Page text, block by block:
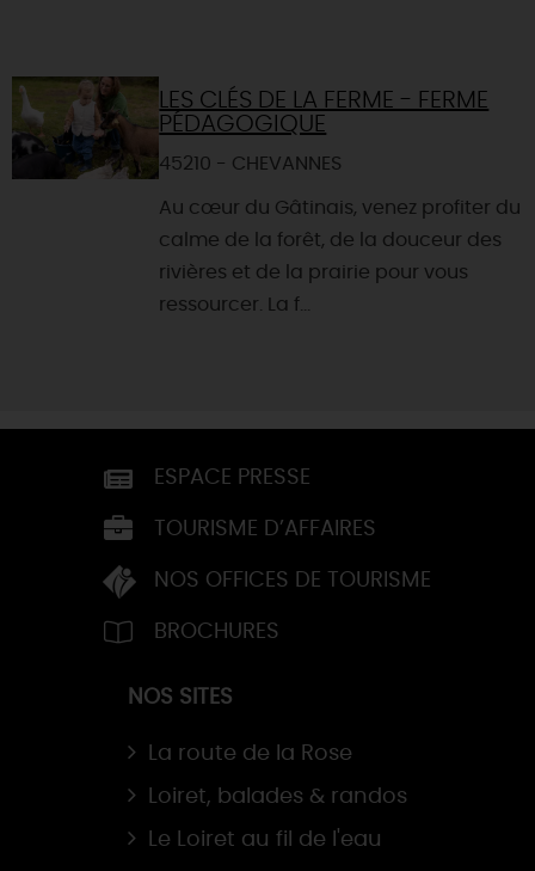
LES CLÉS DE LA FERME - FERME
PÉDAGOGIQUE
45210 - CHEVANNES
Au cœur du Gâtinais, venez profiter du
calme de la forêt, de la douceur des
rivières et de la prairie pour vous
ressourcer. La f...
ESPACE PRESSE
TOURISME D’AFFAIRES
NOS OFFICES DE TOURISME
BROCHURES
NOS SITES
La route de la Rose
Loiret, balades & randos
Le Loiret au fil de l'eau